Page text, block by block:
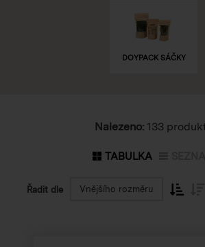
DOYPACK SÁČKY
Nalezeno: 133
TABULKA
Řadit dle Vnějšího rozměru